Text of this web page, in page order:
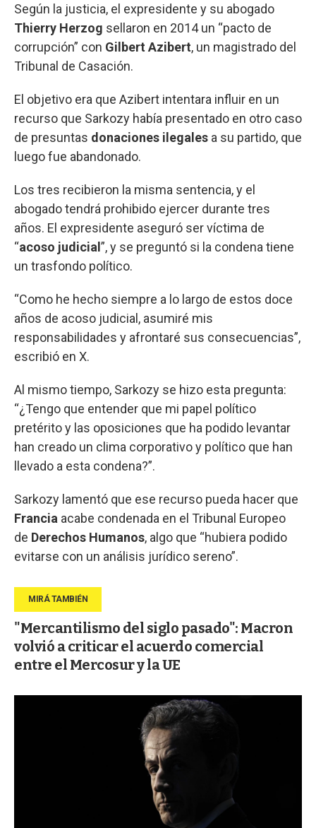
Según la justicia, el expresidente y su abogado
Thierry Herzog sellaron en 2014 un “pacto de
corrupción” con Gilbert Azibert, un magistrado del
Tribunal de Casación.
El objetivo era que Azibert intentara influir en un
recurso que Sarkozy había presentado en otro caso
de presuntas donaciones ilegales a su partido, que
luego fue abandonado.
Los tres recibieron la misma sentencia, y el
abogado tendrá prohibido ejercer durante tres
años. El expresidente aseguró ser víctima de
“acoso judicial”, y se preguntó si la condena tiene
un trasfondo político.
“Como he hecho siempre a lo largo de estos doce
años de acoso judicial, asumiré mis
responsabilidades y afrontaré sus consecuencias”,
escribió en X.
Al mismo tiempo, Sarkozy se hizo esta pregunta:
“¿Tengo que entender que mi papel político
pretérito y las oposiciones que ha podido levantar
han creado un clima corporativo y político que han
llevado a esta condena?”.
Sarkozy lamentó que ese recurso pueda hacer que
Francia acabe condenada en el Tribunal Europeo
de Derechos Humanos, algo que “hubiera podido
evitarse con un análisis jurídico sereno”.
"Mercantilismo del siglo pasado": Macron
volvió a criticar el acuerdo comercial
entre el Mercosur y la UE